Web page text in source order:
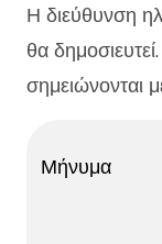
Η διεύθυνση
θα
σημειώνονται
Μήνυμα